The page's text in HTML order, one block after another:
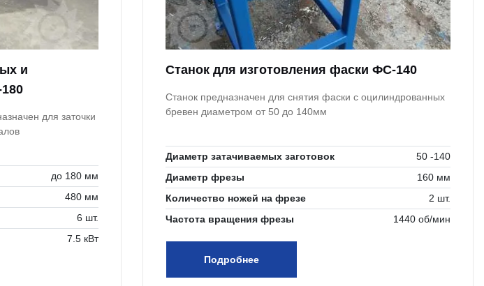
и
для заточки
до 180 мм
480 мм
6 шт.
7.5 кВт
Станок для изготовления фаски ФС-140
Станок предназначен для снятия фаски с оцилиндрованных
бревен диаметром от 50 до 140мм
Диаметр затачиваемых заготовок
50 -140
Диаметр фрезы
160 мм
Количество ножей на фрезе
2 шт.
Частота вращения фрезы
1440 об/мин
Подробнее